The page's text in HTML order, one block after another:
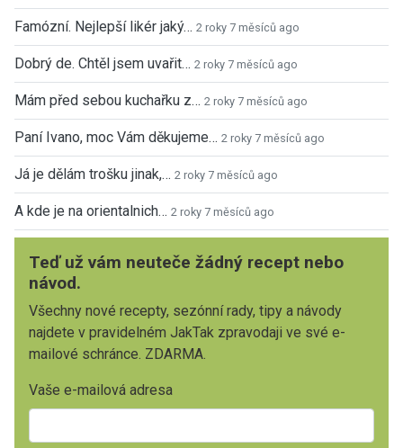
Famózní. Nejlepší likér jaký… 2 roky 7 měsíců ago
Dobrý de. Chtěl jsem uvařit… 2 roky 7 měsíců ago
Mám před sebou kuchařku z… 2 roky 7 měsíců ago
Paní Ivano, moc Vám děkujeme… 2 roky 7 měsíců ago
Já je dělám trošku jinak,… 2 roky 7 měsíců ago
A kde je na orientalnich… 2 roky 7 měsíců ago
Teď už vám neuteče žádný recept nebo
návod.
Všechny nové recepty, sezónní rady, tipy a návody
najdete v pravidelném JakTak zpravodaji ve své e-
mailové schránce. ZDARMA.
Vaše e-mailová adresa